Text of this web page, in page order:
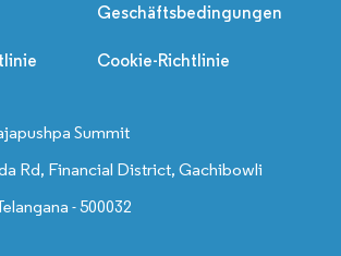
Geschäftsbedingungen
Cookie-Richtlinie
Summit
Rd, Financial District, Gachibowli
- 500032